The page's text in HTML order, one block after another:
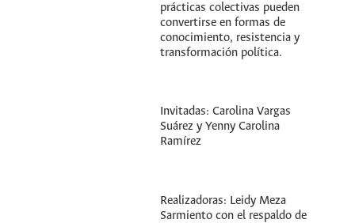
prácticas colectivas pueden
convertirse en formas de
conocimiento, resistencia y
transformación política.
Invitadas: Carolina Vargas
Suárez y Yenny Carolina
Ramírez
Realizadoras: Leidy Meza
Sarmiento con el respaldo de